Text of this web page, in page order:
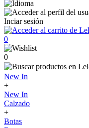
Inciar sesión
0
0
New In
+
New In
Calzado
+
Botas